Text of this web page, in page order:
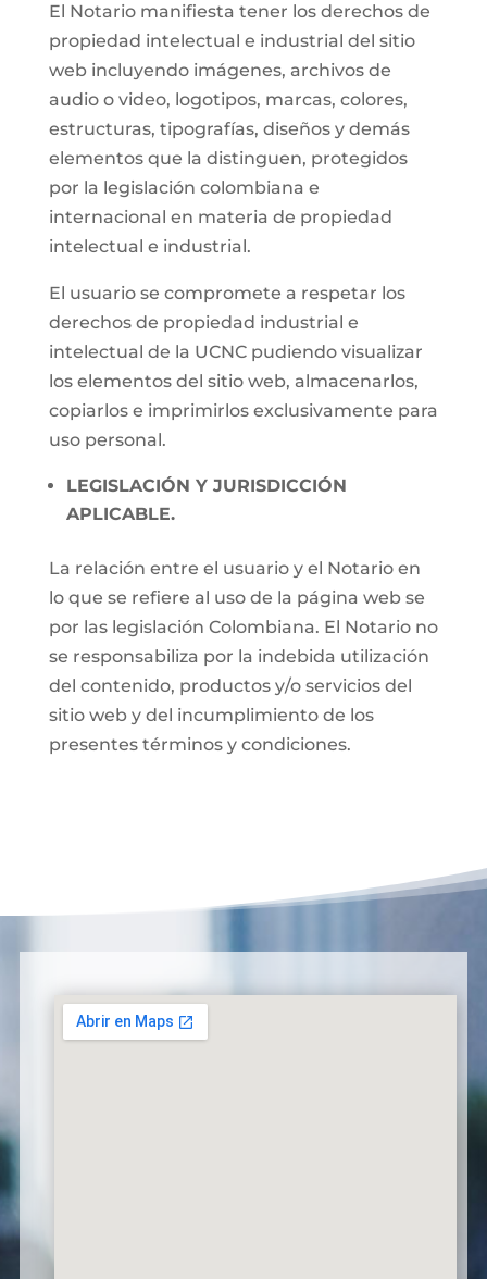
El Notario manifiesta tener los derechos de
propiedad intelectual e industrial del sitio
web incluyendo imágenes, archivos de
audio o video, logotipos, marcas, colores,
estructuras, tipografías, diseños y demás
elementos que la distinguen, protegidos
por la legislación colombiana e
internacional en materia de propiedad
intelectual e industrial.
El usuario se compromete a respetar los
derechos de propiedad industrial e
intelectual de la UCNC pudiendo visualizar
los elementos del sitio web, almacenarlos,
copiarlos e imprimirlos exclusivamente para
uso personal.
LEGISLACIÓN Y JURISDICCIÓN
APLICABLE.
La relación entre el usuario y el Notario en
lo que se refiere al uso de la página web se
por las legislación Colombiana. El Notario no
se responsabiliza por la indebida utilización
del contenido, productos y/o servicios del
sitio web y del incumplimiento de los
presentes términos y condiciones.